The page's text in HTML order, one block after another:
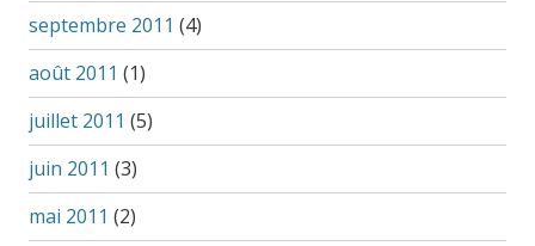
septembre 2011 (4)
août 2011 (1)
juillet 2011 (5)
juin 2011 (3)
mai 2011 (2)